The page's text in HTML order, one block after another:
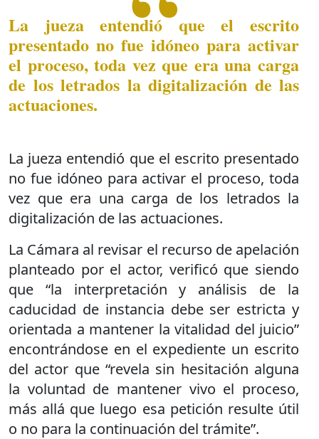
La jueza entendió que el escrito
presentado no fue idóneo para activar
el proceso, toda vez que era una carga
de los letrados la digitalización de las
actuaciones.
La jueza entendió que el escrito presentado
no fue idóneo para activar el proceso, toda
vez que era una carga de los letrados la
digitalización de las actuaciones.
La Cámara al revisar el recurso de apelación
planteado por el actor, verificó que siendo
que “la interpretación y análisis de la
caducidad de instancia debe ser estricta y
orientada a mantener la vitalidad del juicio”
encontrándose en el expediente un escrito
del actor que “revela sin hesitación alguna
la voluntad de mantener vivo el proceso,
más allá que luego esa petición resulte útil
o no para la continuación del trámite”.